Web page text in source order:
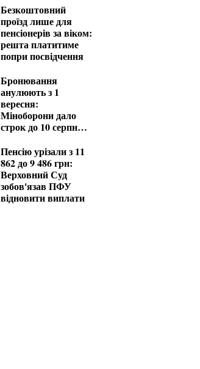
Безкоштовний
проїзд лише для
пенсіонерів за віком:
решта платитиме
попри посвідчення
Бронювання
анулюють з 1
вересня:
Міноборони дало
строк до 10 серпня
підприємств
Пенсію урізали з 11
862 до 9 486 грн:
Верховний Суд
зобов'язав ПФУ
відновити виплати